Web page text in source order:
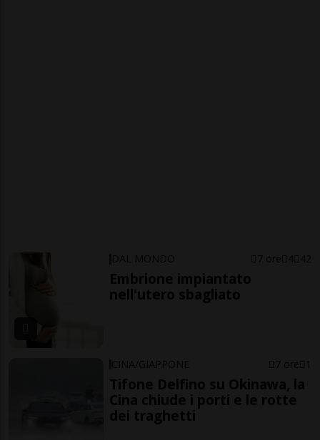
DAL MONDO 7 ore 4 42
Embrione impiantato
nell'utero sbagliato
CINA/GIAPPONE 7 ore 1
Tifone Delfino su Okinawa, la
Cina chiude i porti e le rotte
dei traghetti